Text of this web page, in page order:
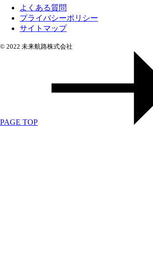
よくある質問
プライバシーポリシー
サイトマップ
© 2022 未来航路株式会社
PAGE TOP